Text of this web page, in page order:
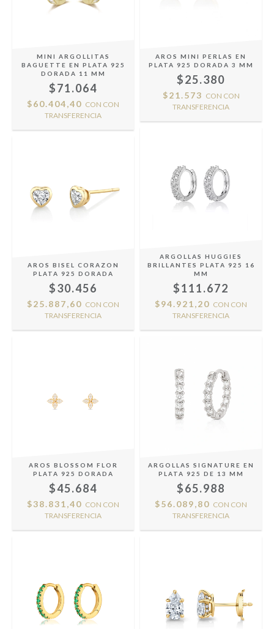
MINI ARGOLLITAS
BAGUETTE EN PLATA 925
DORADA 11 MM
$71.064
$60.404,40 CON CON
TRANSFERENCIA
AROS MINI PERLAS EN
PLATA 925 DORADA 3 MM
$25.380
$21.573 CON CON
TRANSFERENCIA
AROS BISEL CORAZON
PLATA 925 DORADA
$30.456
$25.887,60 CON CON
TRANSFERENCIA
ARGOLLAS HUGGIES
BRILLANTES PLATA 925 16
MM
$111.672
$94.921,20 CON CON
TRANSFERENCIA
AROS BLOSSOM FLOR
PLATA 925 DORADA
$45.684
$38.831,40 CON CON
TRANSFERENCIA
ARGOLLAS SIGNATURE EN
PLATA 925 DE 13 MM
$65.988
$56.089,80 CON CON
TRANSFERENCIA